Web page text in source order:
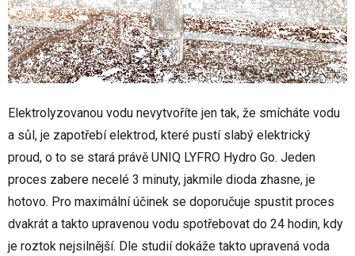
Elektrolyzovanou vodu nevytvoříte jen tak, že smícháte vodu
a sůl, je zapotřebí elektrod, které pustí slabý elektrický
proud, o to se stará právě UNIQ LYFRO Hydro Go. Jeden
proces zabere necelé 3 minuty, jakmile dioda zhasne, je
hotovo. Pro maximální účinek se doporučuje spustit proces
dvakrát a takto upravenou vodu spotřebovat do 24 hodin, kdy
je roztok nejsilnější. Dle studií dokáže takto upravená voda